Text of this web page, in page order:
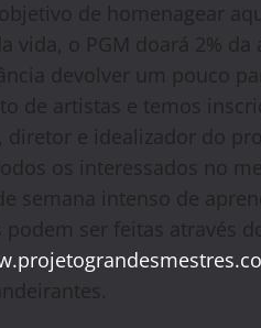
de homenagear
vida, o PGM doará 2%
devolver um pouco
de artistas e temos
diretor e idealizador do
os interessados no
semana intenso de
ser feitas através